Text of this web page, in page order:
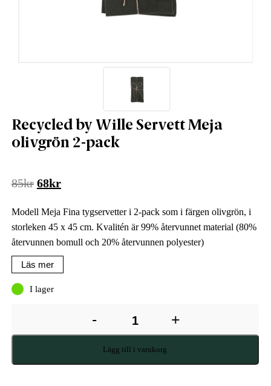
Recycled by Wille Servett Meja
olivgrön 2-pack
85kr Det
priset
85kr.
68krDet
priset
68kr.
Modell Meja Fina tygservetter i 2-pack som i färgen olivgrön, i
storleken 45 x 45 cm. Kvalitén är 99% återvunnet material (80%
återvunnen bomull och 20% återvunnen polyester)
Läs mer
I lager
- +
Lägg till i varukorg